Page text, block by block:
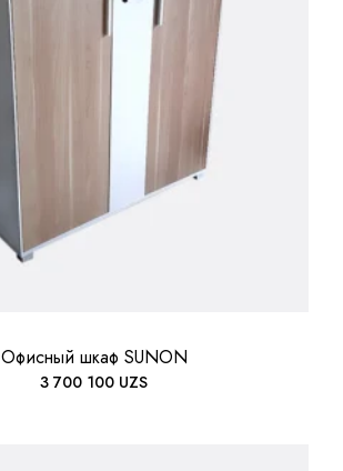
Офисный шкаф SUNON
3 700 100 UZS